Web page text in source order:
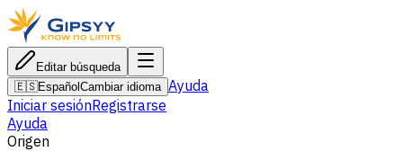
Editar búsqueda
🇪🇸Español Cambiar idioma Ayuda
Iniciar sesiónRegistrarse
Ayuda
Origen